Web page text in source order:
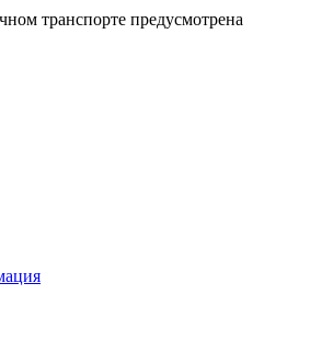
транспорте предусмотрена